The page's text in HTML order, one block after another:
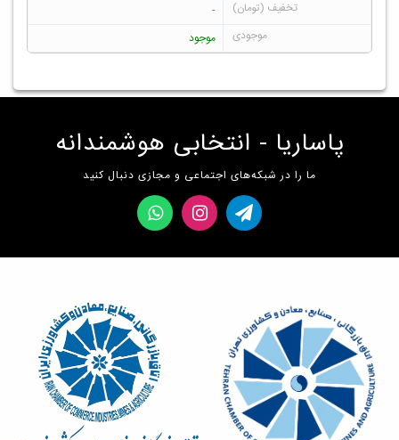
-
موجود
پاساریا - انتخابی هوشمندانه
ما را در شبکه‌های اجتماعی و مجازی دنبال کنید